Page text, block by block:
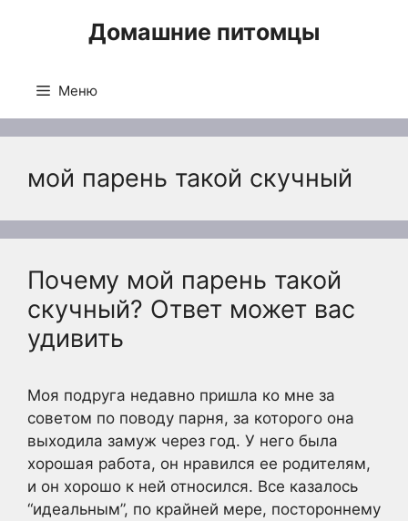
Домашние питомцы
Меню
мой парень такой скучный
Почему мой парень такой
скучный? Ответ может вас
удивить
Моя подруга недавно пришла ко мне за
советом по поводу парня, за которого она
выходила замуж через год. У него была
хорошая работа, он нравился ее родителям,
и он хорошо к ней относился. Все казалось
“идеальным”, по крайней мере, постороннему